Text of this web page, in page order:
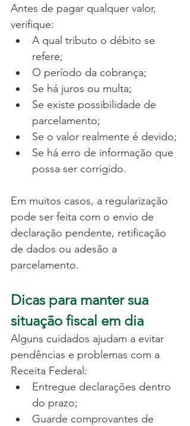
Antes de pagar qualquer valor,
verifique:
A qual tributo o débito se
refere;
O período da cobrança;
Se há juros ou multa;
Se existe possibilidade de
parcelamento;
Se o valor realmente é devido;
Se há erro de informação que
possa ser corrigido.
Em muitos casos, a regularização
pode ser feita com o envio de
declaração pendente, retificação
de dados ou adesão a
parcelamento.
Dicas para manter sua
situação fiscal em dia
Alguns cuidados ajudam a evitar
pendências e problemas com a
Receita Federal:
Entregue declarações dentro
do prazo;
Guarde comprovantes de